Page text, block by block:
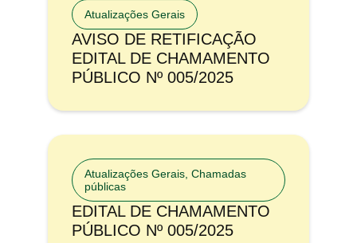
Atualizações Gerais
AVISO DE RETIFICAÇÃO
EDITAL DE CHAMAMENTO
PÚBLICO Nº 005/2025
Atualizações Gerais Chamadas
públicas
EDITAL DE CHAMAMENTO
PÚBLICO Nº 005/2025